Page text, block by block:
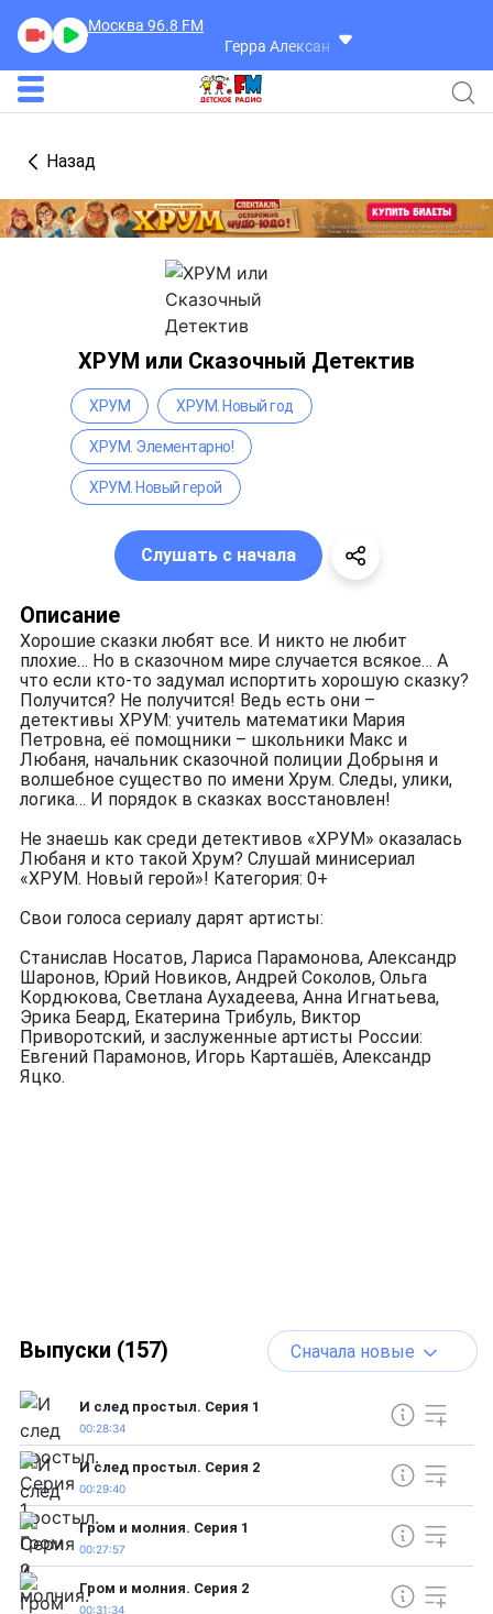
Москва 96.8 FM
Герра Александр
Разговоры
Назад
ХРУМ или Сказочный Детектив
Описание
Хорошие сказки любят все. И никто не любит
плохие… Но в сказочном мире случается всякое… А
что если кто-то задумал испортить хорошую сказку?
Получится? Не получится! Ведь есть они –
детективы ХРУМ: учитель математики Мария
Петровна, её помощники – школьники Макс и
Любаня, начальник сказочной полиции Добрыня и
волшебное существо по имени Хрум. Следы, улики,
логика… И порядок в сказках восстановлен!
Не знаешь как среди детективов «ХРУМ» оказалась
Любаня и кто такой Хрум? Слушай минисериал
«ХРУМ. Новый герой»! Категория: 0+
Свои голоса сериалу дарят артисты:
Станислав Носатов, Лариса Парамонова, Александр
Шаронов, Юрий Новиков, Андрей Соколов, Ольга
Кордюкова, Светлана Аухадеева, Анна Игнатьева,
Эрика Беард, Екатерина Трибуль, Виктор
Приворотский, и заслуженные артисты России:
Евгений Парамонов, Игорь Карташёв, Александр
Яцко.
ХРУМ ХРУМ. Новый год
ХРУМ. Элементарно!
ХРУМ. Новый герой
Слушать с начала
Выпуски (157) Сначала новые
И след простыл. Серия 1
00:28:34
И след простыл. Серия 2
00:29:40
Гром и молния. Серия 1
00:27:57
Гром и молния. Серия 2
00:31:34